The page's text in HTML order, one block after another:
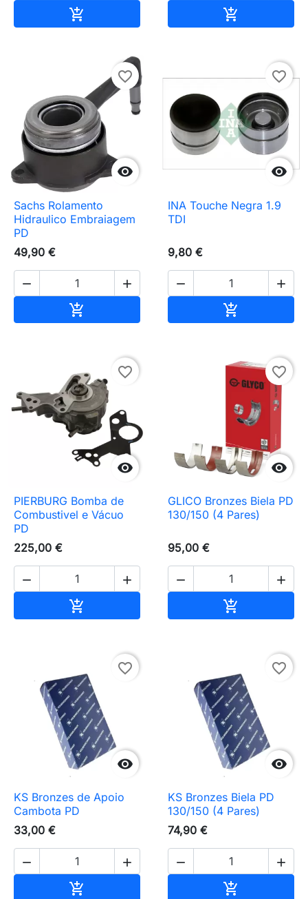
 

favorite_border
Sachs Rolamento
Hidraulico Embraiagem
PD
49,90 €
 


favorite_border
INA Touche Negra 1.9
TDI
9,80 €
 


favorite_border
PIERBURG Bomba de
Combustivel e Vácuo
PD
225,00 €
 


favorite_border
GLICO Bronzes Biela PD
130/150 (4 Pares)
95,00 €
 


favorite_border
KS Bronzes de Apoio
Cambota PD
33,00 €
 


favorite_border
KS Bronzes Biela PD
130/150 (4 Pares)
74,90 €
 
